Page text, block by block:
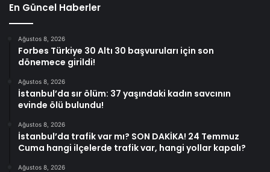
En Güncel Haberler
Ağustos 8, 2026
Forbes Türkiye 30 Altı 30 başvuruları için son
dönemece girildi!
Ağustos 8, 2026
İstanbul’da sır ölüm: 37 yaşındaki kadın savcının
evinde ölü bulundu!
Ağustos 8, 2026
İstanbul’da trafik var mı? SON DAKİKA! 24 Temmuz
Cuma hangi ilçelerde trafik var, hangi yollar kapalı?
Ağustos 8, 2026